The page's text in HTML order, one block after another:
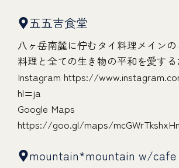
五五吉食堂
八ヶ岳南麓に佇むタイ料理メインの
料理と全ての生き物の平和を愛する
Instagram https://
hl=ja
Google Maps
https://goo.gl/maps/
mountain*mountain w/